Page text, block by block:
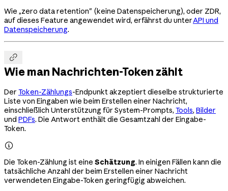
Wie „zero data retention" (keine Datenspeicherung), oder ZDR,
auf dieses Feature angewendet wird, erfährst du unterAPI und
Datenspeicherung.

Wie man Nachrichten-Token zählt
Der Token-Zählungs-Endpunkt akzeptiert dieselbe strukturierte
Liste von Eingaben wie beim Erstellen einer Nachricht,
einschließlich Unterstützung für System-Prompts, Tools, Bilder
und PDFs. Die Antwort enthält die Gesamtzahl der Eingabe-
Token.

Die Token-Zählung ist eine Schätzung. In einigen Fällen kann die
tatsächliche Anzahl der beim Erstellen einer Nachricht
verwendeten Eingabe-Token geringfügig abweichen.